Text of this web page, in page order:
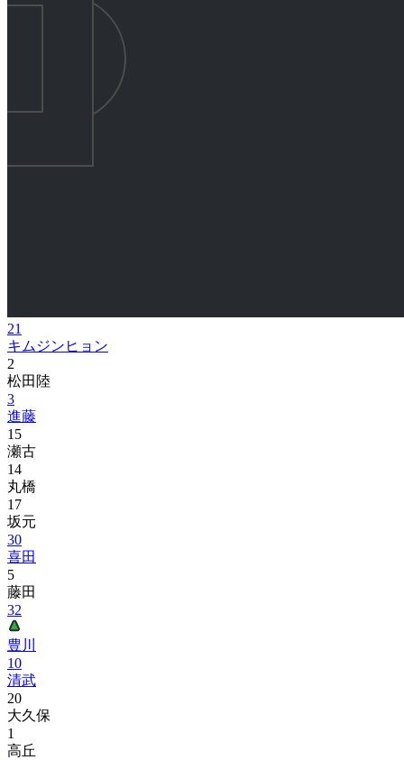
21
キムジンヒョン
2
松田陸
3
進藤
15
瀬古
14
丸橋
17
坂元
30
喜田
5
藤田
32
豊川
10
清武
20
大久保
1
高丘